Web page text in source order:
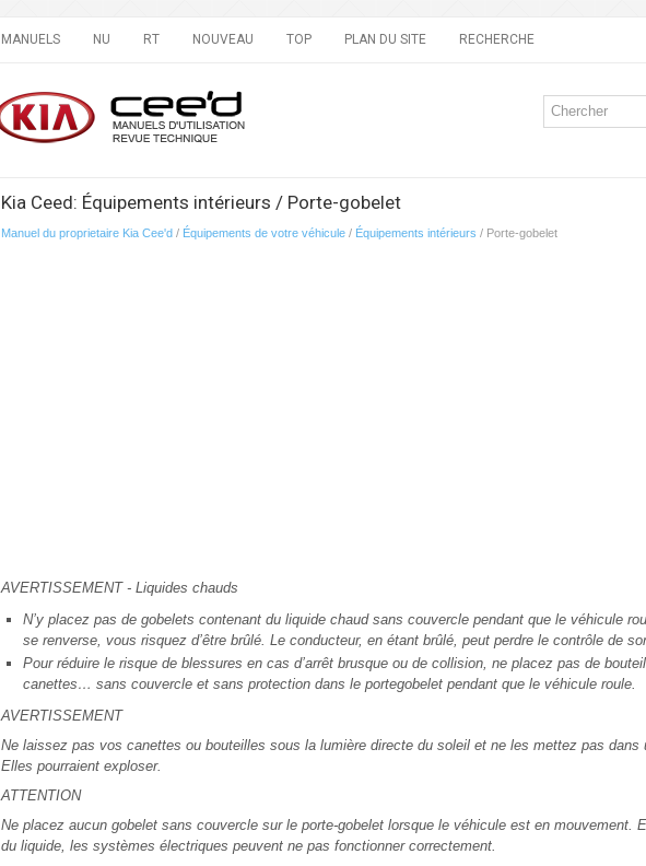
MANUELS NU RT NOUVEAU TOP PLAN DU SITE RECHERCHE
Kia Ceed: Équipements intérieurs / Porte-gobelet
Manuel du proprietaire Kia Cee'd / Équipements de votre véhicule / Équipements intérieurs / Porte-gobelet
AVERTISSEMENT - Liquides chauds
N’y placez pas de gobelets contenant du liquide chaud sans couvercle pendant que le véhicule
se renverse, vous risquez d’être brûlé. Le conducteur, en étant brûlé, peut perdre le contrôle de
Pour réduire le risque de blessures en cas d’arrêt brusque ou de collision, ne placez pas de
canettes… sans couvercle et sans protection dans le portegobelet pendant que le véhicule roule.
AVERTISSEMENT
Ne laissez pas vos canettes ou bouteilles sous la lumière directe du soleil et ne les mettez pas dans
Elles pourraient exploser.
ATTENTION
Ne placez aucun gobelet sans couvercle sur le porte-gobelet lorsque le véhicule est en mouvement.
du liquide, les systèmes électriques peuvent ne pas fonctionner correctement.